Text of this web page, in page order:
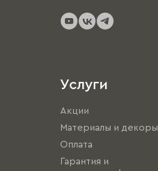
Услуги
Акции
Материалы и декоры
Оплата
Гарантия и